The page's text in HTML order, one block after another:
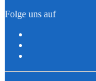
Folge uns auf